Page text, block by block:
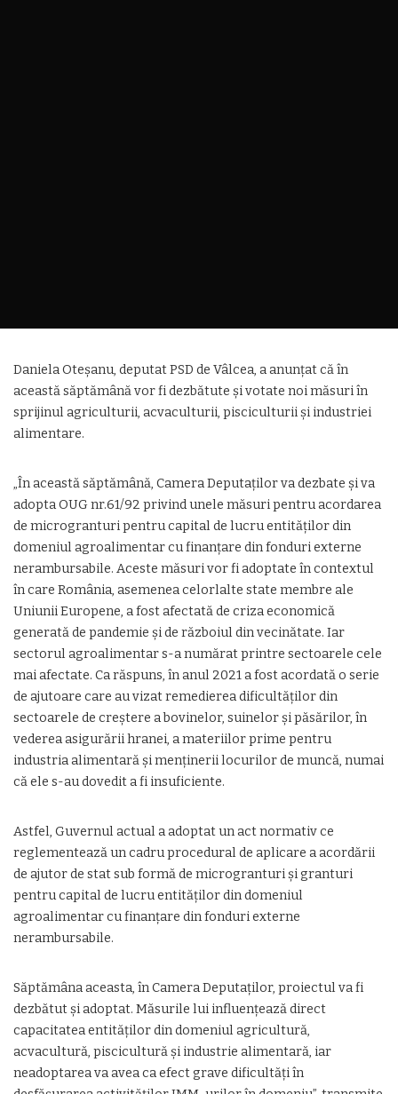
Daniela Oteșanu, deputat PSD de Vâlcea, a anunțat că în
această săptămână vor fi dezbătute și votate noi măsuri în
sprijinul agriculturii, acvaculturii, pisciculturii și industriei
alimentare.
„În această săptămână, Camera Deputaților va dezbate și va
adopta OUG nr.61/92 privind unele măsuri pentru acordarea
de microgranturi pentru capital de lucru entităților din
domeniul agroalimentar cu finanțare din fonduri externe
nerambursabile. Aceste măsuri vor fi adoptate în contextul
în care România, asemenea celorlalte state membre ale
Uniunii Europene, a fost afectată de criza economică
generată de pandemie și de războiul din vecinătate. Iar
sectorul agroalimentar s-a numărat printre sectoarele cele
mai afectate. Ca răspuns, în anul 2021 a fost acordată o serie
de ajutoare care au vizat remedierea dificultăților din
sectoarele de creștere a bovinelor, suinelor și păsărilor, în
vederea asigurării hranei, a materiilor prime pentru
industria alimentară și menținerii locurilor de muncă, numai
că ele s-au dovedit a fi insuficiente.
Astfel, Guvernul actual a adoptat un act normativ ce
reglementează un cadru procedural de aplicare a acordării
de ajutor de stat sub formă de microgranturi și granturi
pentru capital de lucru entităților din domeniul
agroalimentar cu finanțare din fonduri externe
nerambursabile.
Săptămâna aceasta, în Camera Deputaților, proiectul va fi
dezbătut și adoptat. Măsurile lui influențează direct
capacitatea entităților din domeniul agricultură,
acvacultură, piscicultură și industrie alimentară, iar
neadoptarea va avea ca efect grave dificultăți în